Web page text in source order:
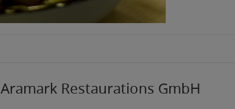
Aramark Restaurations GmbH